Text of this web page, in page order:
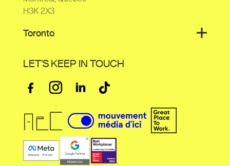
H3K 2X3
Toronto
LET’S KEEP IN TOUCH